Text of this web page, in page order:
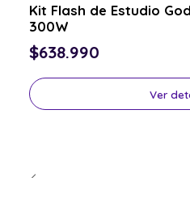
Kit Flash de Estudio
300W
$638.990
Ver